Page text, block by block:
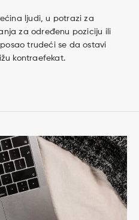
ljudi, u potrazi za
za određenu poziciju ili
trudeći se da ostavi
kontraefekat.